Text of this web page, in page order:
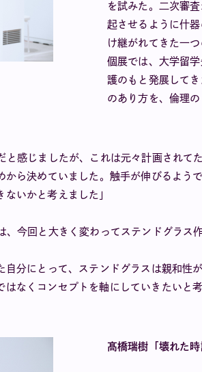
を試みた。二次審
起させるように什
け継がれてきた一
個展では、大学留
護のもと発展して
のあり方を、倫理
感じましたが、これは元々計画されて
ら決めていました。触手が伸びるよ
いかと考えました」
、今回と大きく変わってステンドグラ
分にとって、ステンドグラスは親和
なくコンセプトを軸にしていきたいと考
髙橋瑞樹「壊れた時